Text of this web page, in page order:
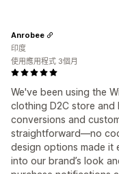
We've been using the
clothing D2C store and
conversions and
straightforward—no
design options made it
into our brand’s look
Anrobee
印度
使用應用程式 3個月